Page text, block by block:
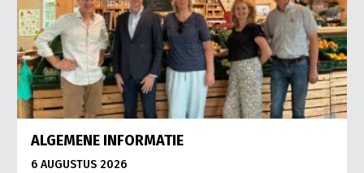
ALGEMENE INFORMATIE
6 AUGUSTUS 2026